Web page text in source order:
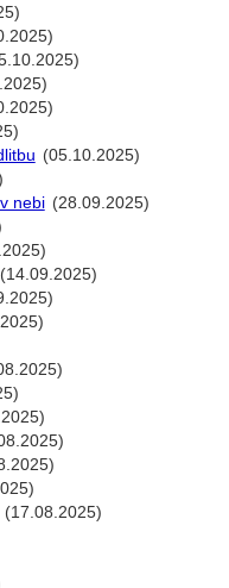
(05.10.2025)
nebi (28.09.2025)
(14.09.2025)
(17.08.2025)